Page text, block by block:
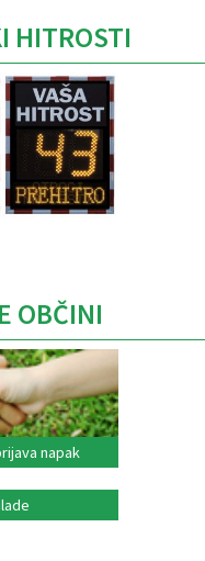
HITROSTI
OBČINI
napak